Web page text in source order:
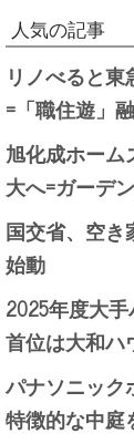
人気の記事
リノべると
=「職住遊」
旭化成ホー
大へ=ガーデ
国交省、空
始動
2025年度大
首位は大和ハ
パナソニック
特徴的な中庭